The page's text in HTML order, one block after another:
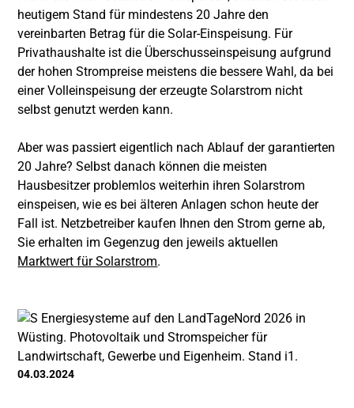
heutigem Stand für mindestens 20 Jahre den
vereinbarten Betrag für die Solar-Einspeisung. Für
Privathaushalte ist die Überschusseinspeisung aufgrund
der hohen Strompreise meistens die bessere Wahl, da bei
einer Volleinspeisung der erzeugte Solarstrom nicht
selbst genutzt werden kann.
Aber was passiert eigentlich nach Ablauf der garantierten
20 Jahre? Selbst danach können die meisten
Hausbesitzer problemlos weiterhin ihren Solarstrom
einspeisen, wie es bei älteren Anlagen schon heute der
Fall ist. Netzbetreiber kaufen Ihnen den Strom gerne ab,
Sie erhalten im Gegenzug den jeweils aktuellen
Marktwert für Solarstrom.
04.03.2024